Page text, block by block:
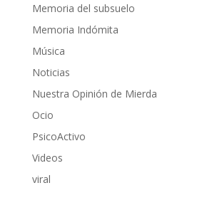
Memoria del subsuelo
Memoria Indómita
Música
Noticias
Nuestra Opinión de Mierda
Ocio
PsicoActivo
Videos
viral